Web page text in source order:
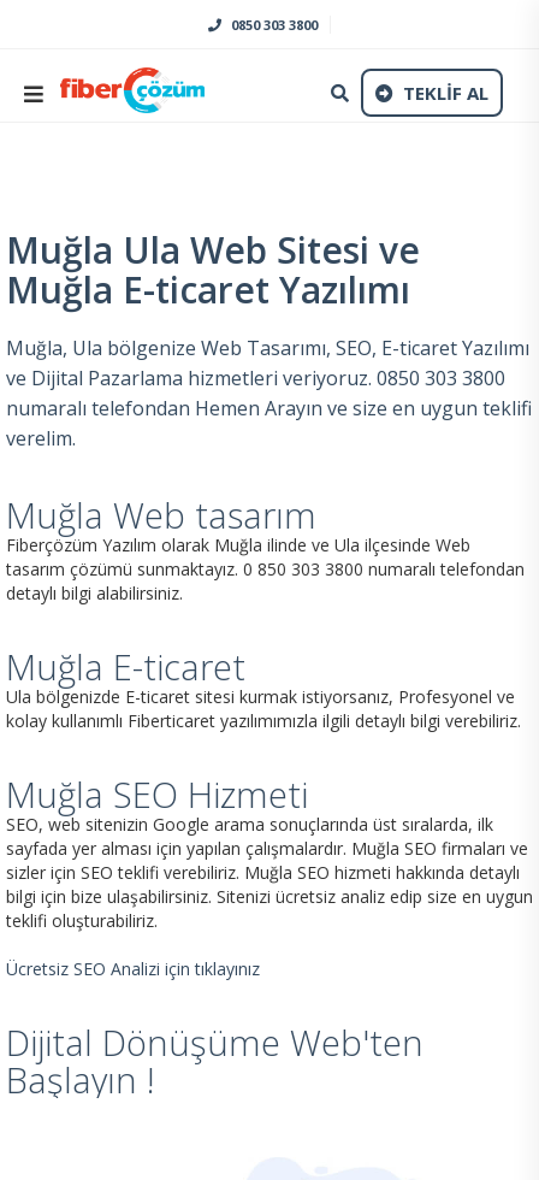
0850 303 3800
TEKLİF AL
Muğla Ula Web Sitesi ve
Muğla E-ticaret Yazılımı
Muğla, Ula bölgenize Web Tasarımı, SEO, E-ticaret Yazılımı
ve Dijital Pazarlama hizmetleri veriyoruz. 0850 303 3800
numaralı telefondan Hemen Arayın ve size en uygun teklifi
verelim.
Muğla Web tasarım
Fiberçözüm Yazılım olarak Muğla ilinde ve Ula ilçesinde Web
tasarım çözümü sunmaktayız. 0 850 303 3800 numaralı telefondan
detaylı bilgi alabilirsiniz.
Muğla E-ticaret
Ula bölgenizde E-ticaret sitesi kurmak istiyorsanız, Profesyonel ve
kolay kullanımlı Fiberticaret yazılımımızla ilgili detaylı bilgi verebiliriz.
Muğla SEO Hizmeti
SEO, web sitenizin Google arama sonuçlarında üst sıralarda, ilk
sayfada yer alması için yapılan çalışmalardır. Muğla SEO firmaları ve
sizler için SEO teklifi verebiliriz. Muğla SEO hizmeti hakkında detaylı
bilgi için bize ulaşabilirsiniz. Sitenizi ücretsiz analiz edip size en uygun
teklifi oluşturabiliriz.
Ücretsiz SEO Analizi için tıklayınız
Dijital Dönüşüme Web'ten
Başlayın !